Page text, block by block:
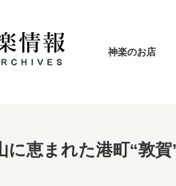
神楽のお店
に恵まれた港町“敦